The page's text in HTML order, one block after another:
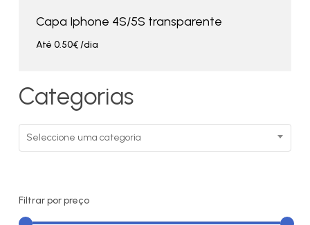
Capa Iphone 4S/5S transparente
Até 0.50€/dia
Categorias
Seleccione uma categoria
Filtrar por preço